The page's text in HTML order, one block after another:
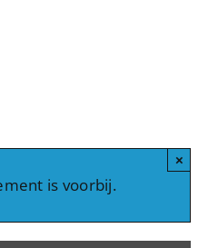
is voorbij.
×